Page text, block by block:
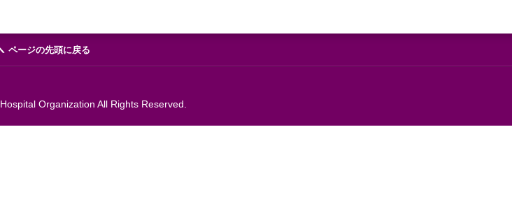
ページの先頭に戻る
Organization All Rights Reserved.